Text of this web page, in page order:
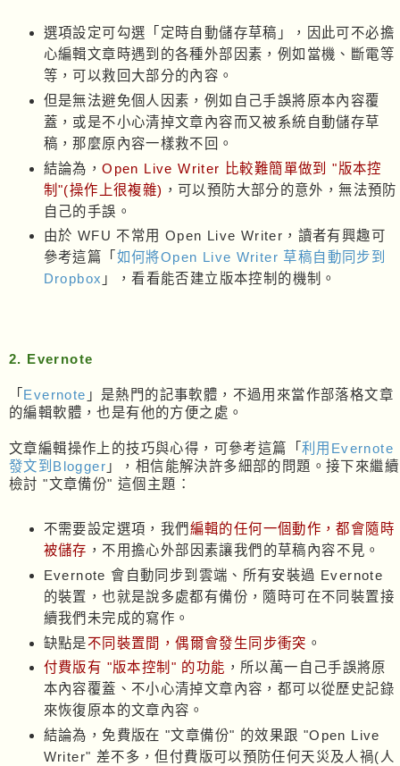
選項設定可勾選「定時自動儲存草稿」，因此可不必擔
心編輯文章時遇到的各種外部因素，例如當機、斷電等
等，可以救回大部分的內容。
但是無法避免個人因素，例如自己手誤將原本內容覆
蓋，或是不小心清掉文章內容而又被系統自動儲存草
稿，那麼原內容一樣救不回。
結論為，Open Live Writer 比較難簡單做到 "版本控
制"(操作上很複雜) ，可以預防大部分的意外，無法預防
自己的手誤。
由於 WFU 不常用 Open Live Writer，讀者有興趣可
參考這篇「 如何將Open Live Writer 草稿自動同步到
Dropbox 」，看看能否建立版本控制的機制。
2. Evernote
「 Evernote 」是熱門的記事軟體，不過用來當作部落格文章
的編輯軟體，也是有他的方便之處。
文章編輯操作上的技巧與心得，可參考這篇「 利用Evernote
發文到Blogger 」，相信能解決許多細部的問題。接下來繼續
檢討 "文章備份" 這個主題：
不需要設定選項，我們編輯的任何一個動作，都會隨時
被儲存 ，不用擔心外部因素讓我們的草稿內容不見。
Evernote 會自動同步到雲端、所有安裝過 Evernote
的裝置，也就是說多處都有備份，隨時可在不同裝置接
續我們未完成的寫作。
缺點是不同裝置間，偶爾會發生同步衝突 。
付費版有 "版本控制" 的功能 ，所以萬一自己手誤將原
本內容覆蓋、不小心清掉文章內容，都可以從歷史記錄
來恢復原本的文章內容。
結論為，免費版在 "文章備份" 的效果跟 "Open Live
Writer" 差不多，但付費版可以預防任何天災及人禍(人